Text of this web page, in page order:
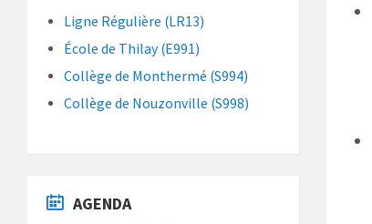
Ligne Régulière (LR13)
École de Thilay (E991)
Collège de Monthermé (S994)
Collège de Nouzonville (S998)
AGENDA